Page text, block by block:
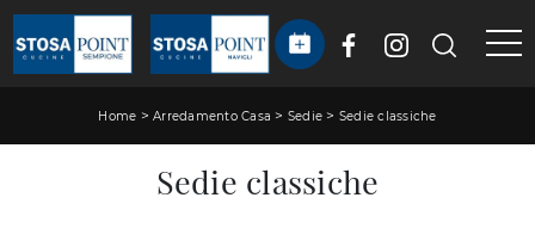
Home >Arredamento Casa > Sedie > Sedie classiche
Sedie classiche